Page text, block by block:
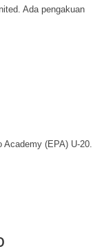
Ada pengakuan
Academy (EPA) U-20.